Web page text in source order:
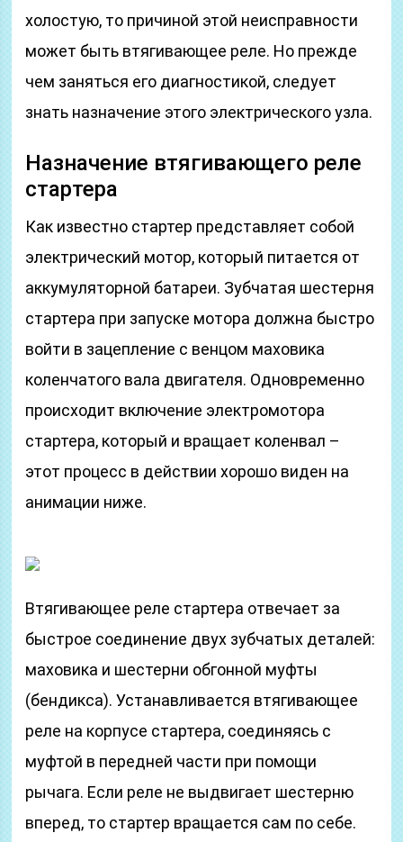
холостую, то причиной этой неисправности
может быть втягивающее реле. Но прежде
чем заняться его диагностикой, следует
знать назначение этого электрического узла.
Назначение втягивающего реле
стартера
Как известно стартер представляет собой
электрический мотор, который питается от
аккумуляторной батареи. Зубчатая шестерня
стартера при запуске мотора должна быстро
войти в зацепление с венцом маховика
коленчатого вала двигателя. Одновременно
происходит включение электромотора
стартера, который и вращает коленвал –
этот процесс в действии хорошо виден на
анимации ниже.
Втягивающее реле стартера отвечает за
быстрое соединение двух зубчатых деталей:
маховика и шестерни обгонной муфты
(бендикса). Устанавливается втягивающее
реле на корпусе стартера, соединяясь с
муфтой в передней части при помощи
рычага. Если реле не выдвигает шестерню
вперед, то стартер вращается сам по себе.